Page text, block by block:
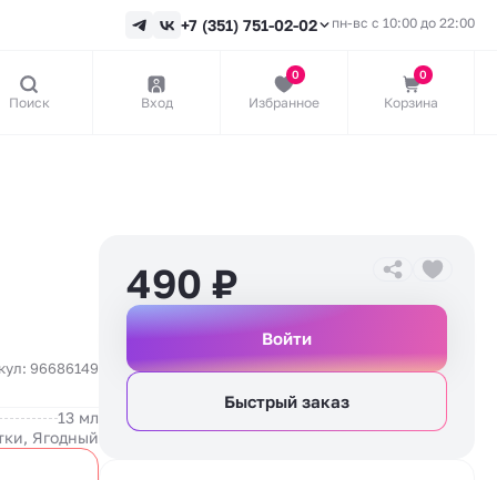
+7 (351) 751-02-02 пн-вс с 10:00 до 22:00
Поиск Вход
0
Избранное
0
Корзина
96686149
13 мл
Ягодный
490 ₽
Войти
Быстрый заказ